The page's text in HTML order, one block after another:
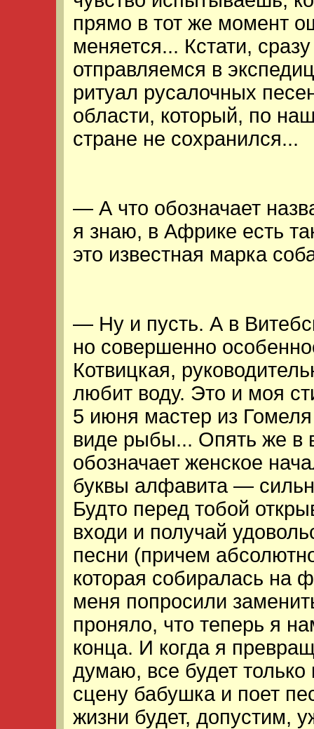
прямо в тот же момент
меняется... Кстати,
отправляемся в
ритуал русалочных
области, который, по
стране не сохранился...
— А что обозначает
я знаю, в Африке есть
это известная марка
— Ну и пусть. А в
но совершенно
Котвицкая,
любит воду. Это и моя
5 июня мастер из
виде рыбы... Опять же в
обозначает женское
буквы алфавита —
Будто перед тобой
входи и получай
песни (причем
которая собиралась на
меня попросили
проняло, что теперь я
конца. И когда я
думаю, все будет только
сцену бабушка и поет
жизни будет, допустим,